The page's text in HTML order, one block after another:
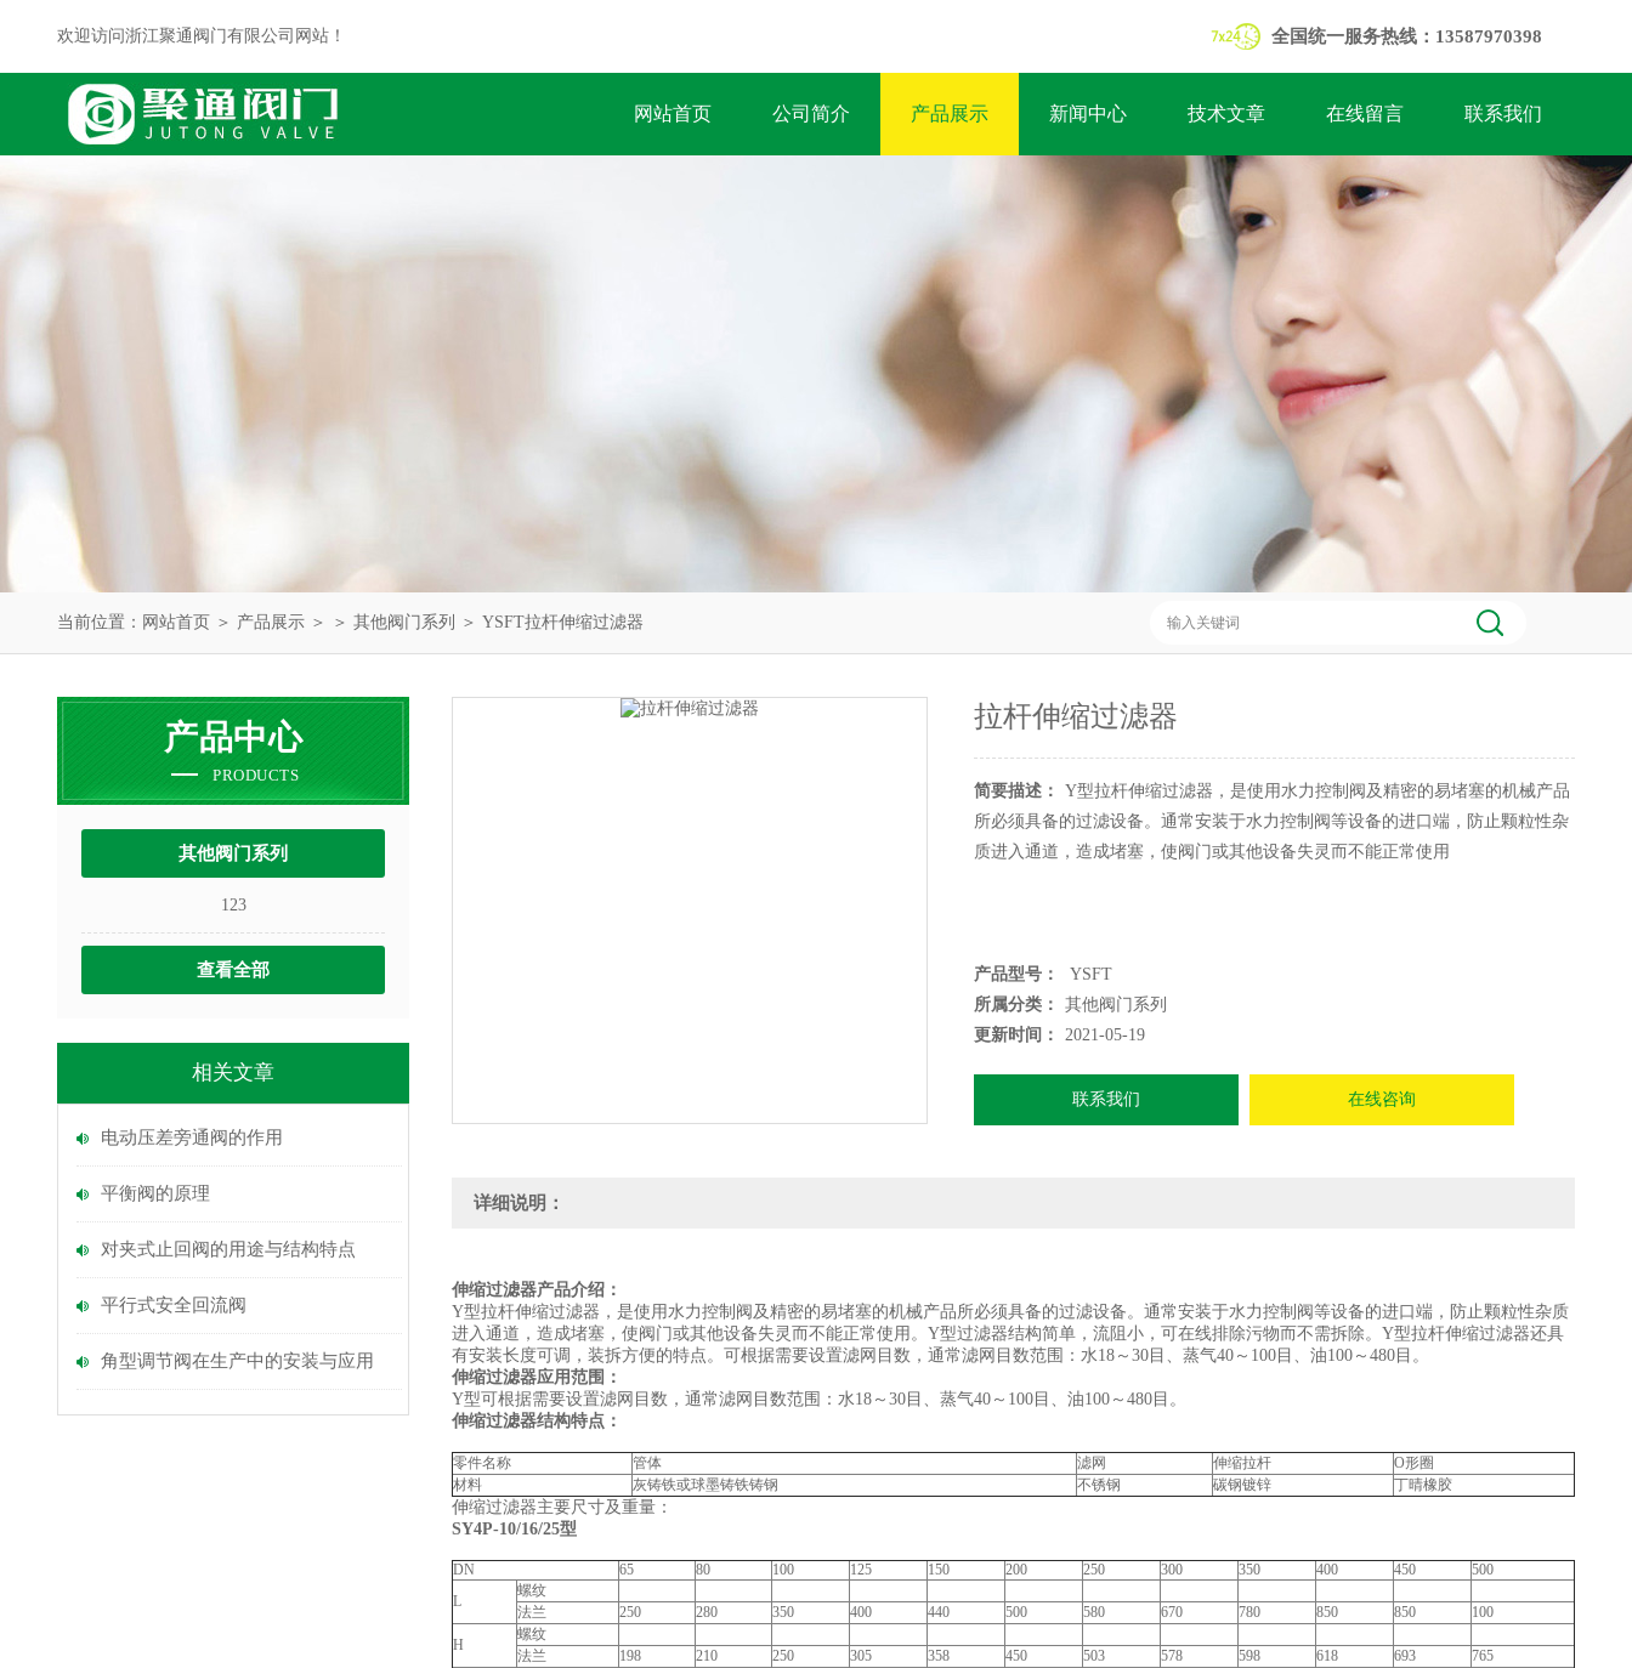
欢迎访问浙江聚通阀门有限公司网站！ 全国统一服务热线：13587970398
网站首页 公司简介 产品展示 新闻中心 技术文章 在线留言 联系我们
当前位置： 网站首页 ＞ 产品展示 ＞ ＞ 其他阀门系列 ＞ YSFT拉杆伸缩过滤器
产品中心
PRODUCTS
其他阀门系列
123
查看全部
相关文章
电动压差旁通阀的作用
平衡阀的原理
对夹式止回阀的用途与结构特点
平行式安全回流阀
角型调节阀在生产中的安装与应用
拉杆伸缩过滤器
简要描述：
Y型拉杆伸缩过滤器，是使用水力控制阀及精密的易堵塞的机械产品
所必须具备的过滤设备。通常安装于水力控制阀等设备的进口端，防止颗粒性杂
质进入通道，造成堵塞，使阀门或其他设备失灵而不能正常使用
产品型号：
YSFT
所属分类：
其他阀门系列
更新时间：
2021-05-19
联系我们 在线咨询
详细说明：
伸缩过滤器产品介绍：
Y型拉杆伸缩过滤器，是使用水力控制阀及精密的易堵塞的机械产品所必须具备的过滤设备。通常安装于水力控制阀等设备的进口端，防止颗粒性杂质
进入通道，造成堵塞，使阀门或其他设备失灵而不能正常使用。Y型过滤器结构简单，流阻小，可在线排除污物而不需拆除。Y型拉杆伸缩过滤器还具
有安装长度可调，装拆方便的特点。可根据需要设置滤网目数，通常滤网目数范围：水18～30目、蒸气40～100目、油100～480目。
伸缩过滤器应用范围：
Y型可根据需要设置滤网目数，通常滤网目数范围：水18～30目、蒸气40～100目、油100～480目。
伸缩过滤器结构特点：
零件名称 管体 滤网 伸缩拉杆
O形圈
材料
灰铸铁或球墨铸铁铸钢 不锈钢 碳钢镀锌 丁晴橡胶
伸缩过滤器主要尺寸及重量：
SY4P-10/16/25型
DN 65 80 100 125 150 200 250 300 350 400 450
500
L
螺纹
法兰
250 280 350 400 440 500 580 670 780 850 850
100
H
螺纹
法兰
198 210 250 305 358 450 503 578 598 618 693
765